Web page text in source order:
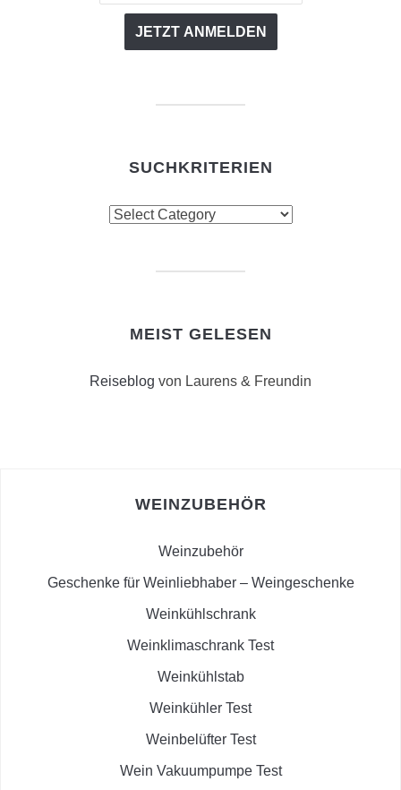
SUCHKRITERIEN
MEIST GELESEN
Reiseblog von Laurens & Freundin
WEINZUBEHÖR
Weinzubehör
Geschenke für Weinliebhaber – Weingeschenke
Weinkühlschrank
Weinklimaschrank Test
Weinkühlstab
Weinkühler Test
Weinbelüfter Test
Wein Vakuumpumpe Test